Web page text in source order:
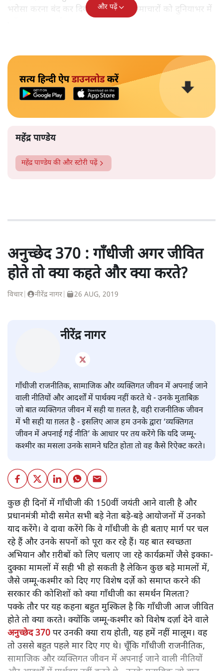
भरोसा करना बंद कर दिया है और ग़लत समाचारों को दुनियाभर में
और पढ़ें
सत्य हिन्दी ऐपडाउनलोडकरें
महेंद्र पाण्डेय
महेंद्र पाण्डेयकी और स्टोरी पढ़ें
अनुच्छेद 370 : गाँधीजी अगर जीवित
होते तो क्या कहते और क्या करते?
विचार नीरेंद्र नागर 26 AUG, 2019
नीरेंद्र नागर
गाँधीजी राजनीतिक, सामाजिक और व्यक्तिगत जीवन में अपनाई जाने
वाली नीतियों और आदर्शों में पार्थक्य नहीं करते थे - उनके मुताबिक़
जो बात व्यक्तिगत जीवन में सही या ग़लत है, वही राजनीतिक जीवन
में भी सही या ग़लत है - इसलिए आज हम उनके द्वारा ‘व्यक्तिगत
जीवन में अपनाई गई नीति’ के आधार पर तय करेंगे कि यदि जम्मू-
कश्मीर का मसला उनके सामने घटित होता तो वह कैसे रिऐक्ट करते।
कुछ ही दिनों में गाँधीजी की 150वीं जयंती आने वाली है और
प्रधानमंत्री मोदी समेत सभी बड़े नेता बड़े-बड़े आयोजनों में उनको
याद करेंगे। वे दावा करेंगे कि वे गाँधीजी के ही बताए मार्ग पर चल
रहे हैं और उनके सपनों को पूरा कर रहे हैं। यह बात स्वच्छता